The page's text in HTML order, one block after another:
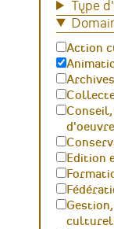
Type
Action
d'oeuvre
Edition